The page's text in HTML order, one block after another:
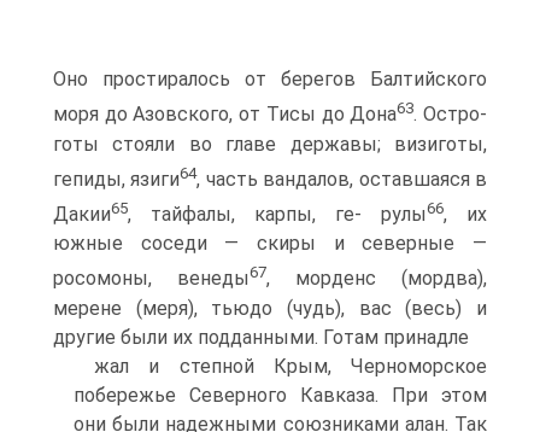
Оно простиралось от берегов Балтийского
моря до Азовского, от Тисы до Дона63. Остро-
готы стояли во главе державы; визиготы,
гепиды, язиги64, часть вандалов, оставшаяся в
Дакии65, тайфалы, карпы, ге- рулы66, их
южные соседи — скиры и северные —
росомоны, венеды67, морденс (мордва),
мерене (меря), тьюдо (чудь), вас (весь) и
другие были их подданными. Готам принадле­
жал и степной Крым, Черноморское
побережье Северного Кавказа. При этом
они были надежными союзниками алан. Так